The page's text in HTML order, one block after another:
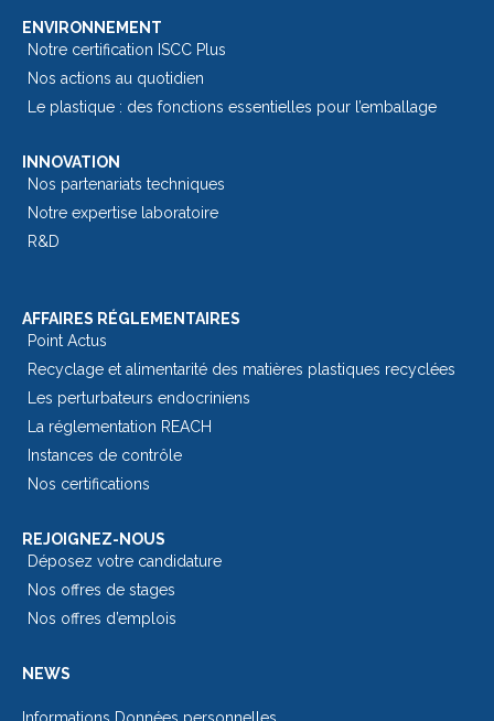
ENVIRONNEMENT
Notre certification ISCC Plus
Nos actions au quotidien
Le plastique : des fonctions essentielles pour l’emballage​
INNOVATION
Nos partenariats techniques
Notre expertise laboratoire
R&D
AFFAIRES RÉGLEMENTAIRES
Point Actus
Recyclage et alimentarité des matières plastiques recyclées
Les perturbateurs endocriniens
La réglementation REACH
Instances de contrôle
Nos certifications
REJOIGNEZ-NOUS
Déposez votre candidature
Nos offres de stages
Nos offres d’emplois
NEWS